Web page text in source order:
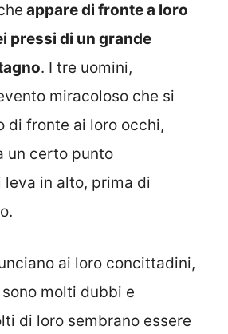
appare di fronte a loro
pressi di un grande
. I tre uomini,
miracoloso che si
di fronte ai loro occhi,
un certo punto
leva in alto, prima di
ai loro concittadini,
molti dubbi e
di loro sembrano essere